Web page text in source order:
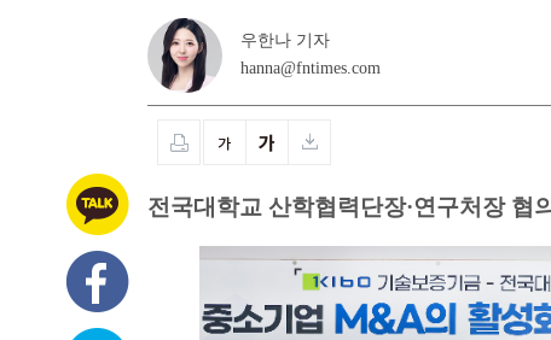
우한나 기자
hanna@fntimes.com
전국대학교 산학협력단장·연구처장 협